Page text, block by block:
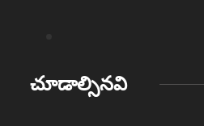
చూడాల్సినవి